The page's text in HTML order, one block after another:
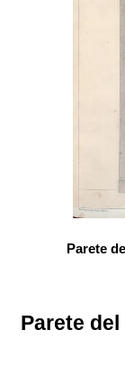
Parete
Parete